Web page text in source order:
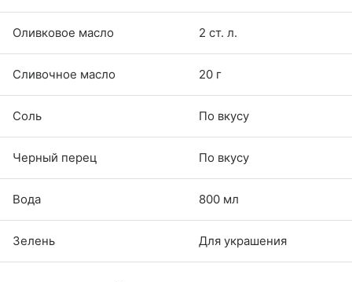
Оливковое масло 2 ст. л.
Сливочное масло 20 г
Соль По вкусу
Черный перец По вкусу
Вода 800 мл
Зелень Для украшения